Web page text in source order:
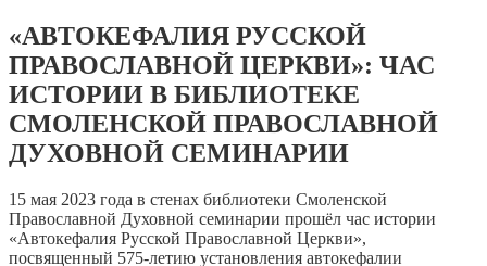
«АВТОКЕФАЛИЯ РУССКОЙ
ПРАВОСЛАВНОЙ ЦЕРКВИ»: ЧАС
ИСТОРИИ В БИБЛИОТЕКЕ
СМОЛЕНСКОЙ ПРАВОСЛАВНОЙ
ДУХОВНОЙ СЕМИНАРИИ
15 мая 2023 года в стенах библиотеки Смоленской
Православной Духовной семинарии прошёл час истории
«Автокефалия Русской Православной Церкви»,
посвященный 575-летию установления автокефалии